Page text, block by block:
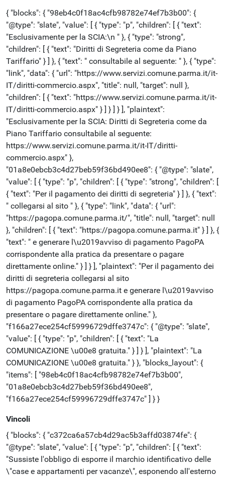
{ "blocks": { "98eb4c0f18ac4cfb98782e74ef7b3b00": {
"@type": "slate", "value": [ { "type": "p", "children": [ { "text":
"Esclusivamente per la SCIA:\n " }, { "type": "strong",
"children": [ { "text": "Diritti di Segreteria come da Piano
Tariffario" } ] }, { "text": " consultabile al seguente: " }, { "type":
"link", "data": { "url": "https://www.servizi.comune.parma.it/it-
IT/diritti-commercio.aspx", "title": null, "target": null },
"children": [ { "text": "https://www.servizi.comune.parma.it/it-
IT/diritti-commercio.aspx" } ] } ] } ], "plaintext":
"Esclusivamente per la SCIA: Diritti di Segreteria come da
Piano Tariffario consultabile al seguente:
https://www.servizi.comune.parma.it/it-IT/diritti-
commercio.aspx" },
"01a8e0ebcb3c4d27beb59f36bd490ee8": { "@type": "slate",
"value": [ { "type": "p", "children": [ { "type": "strong", "children": [
{ "text": "Per il pagamento dei diritti di segreteria" } ] }, { "text":
" collegarsi al sito " }, { "type": "link", "data": { "url":
"https://pagopa.comune.parma.it/", "title": null, "target": null
}, "children": [ { "text": "https://pagopa.comune.parma.it" } ] }, {
"text": " e generare l\u2019avviso di pagamento PagoPA
corrispondente alla pratica da presentare o pagare
direttamente online." } ] } ], "plaintext": "Per il pagamento dei
diritti di segreteria collegarsi al sito
https://pagopa.comune.parma.it e generare l\u2019avviso
di pagamento PagoPA corrispondente alla pratica da
presentare o pagare direttamente online." },
"f166a27ece254cf59996729dffe3747c": { "@type": "slate",
"value": [ { "type": "p", "children": [ { "text": "La
COMUNICAZIONE \u00e8 gratuita." } ] } ], "plaintext": "La
COMUNICAZIONE \u00e8 gratuita." } }, "blocks_layout": {
"items": [ "98eb4c0f18ac4cfb98782e74ef7b3b00",
"01a8e0ebcb3c4d27beb59f36bd490ee8",
"f166a27ece254cf59996729dffe3747c" ] } }
Vincoli
{ "blocks": { "c372ca6a57cb4d29ac5b3affd03874fe": {
"@type": "slate", "value": [ { "type": "p", "children": [ { "text":
"Sussiste l'obbligo di esporre il marchio identificativo delle
\"case e appartamenti per vacanze\", esponendo all'esterno